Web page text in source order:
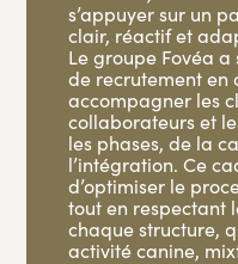
s’appuyer sur un
clair, réactif et
Le groupe Fovéa
de recrutement en
accompagner les
collaborateurs et
les phases, de la
l’intégration. Ce
d’optimiser le
tout en respectant
chaque structure,
activité canine,